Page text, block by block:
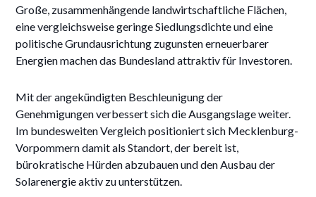
Große, zusammenhängende landwirtschaftliche Flächen,
eine vergleichsweise geringe Siedlungsdichte und eine
politische Grundausrichtung zugunsten erneuerbarer
Energien machen das Bundesland attraktiv für Investoren.
Mit der angekündigten Beschleunigung der
Genehmigungen verbessert sich die Ausgangslage weiter.
Im bundesweiten Vergleich positioniert sich Mecklenburg-
Vorpommern damit als Standort, der bereit ist,
bürokratische Hürden abzubauen und den Ausbau der
Solarenergie aktiv zu unterstützen.